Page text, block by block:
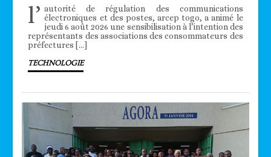
l’ autorité de régulation des communications
électroniques et des postes, arcep togo, a animé le
jeudi 6 août 2026 une sensibilisation à l’intention des
représentants des associations des consommateurs des
préfectures […]
TECHNOLOGIE